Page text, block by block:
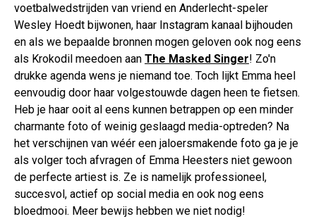
voetbalwedstrijden van vriend en Anderlecht-speler
Wesley Hoedt bijwonen, haar Instagram kanaal bijhouden
en als we bepaalde bronnen mogen geloven ook nog eens
als Krokodil meedoen aan The Masked Singer! Zo'n
drukke agenda wens je niemand toe. Toch lijkt Emma heel
eenvoudig door haar volgestouwde dagen heen te fietsen.
Heb je haar ooit al eens kunnen betrappen op een minder
charmante foto of weinig geslaagd media-optreden? Na
het verschijnen van wéér een jaloersmakende foto ga je je
als volger toch afvragen of Emma Heesters niet gewoon
de perfecte artiest is. Ze is namelijk professioneel,
succesvol, actief op social media en ook nog eens
bloedmooi. Meer bewijs hebben we niet nodig!